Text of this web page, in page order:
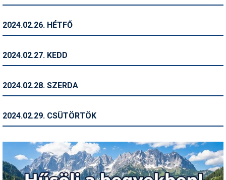
Utazási tippek
2024.02.26. HÉTFŐ
2024.02.27. KEDD
2024.02.28. SZERDA
2024.02.29. CSÜTÖRTÖK